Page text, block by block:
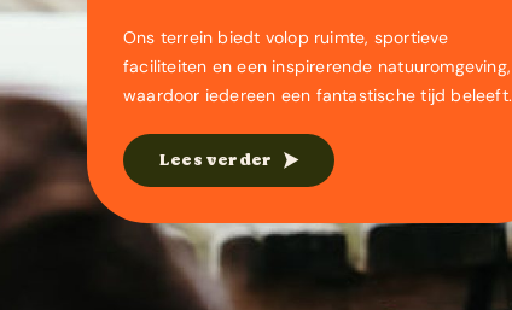
Ons terrein biedt volop ruimte, sportieve
faciliteiten en een inspirerende natuuromgeving,
waardoor iedereen een fantastische tijd beleeft.
Lees verder